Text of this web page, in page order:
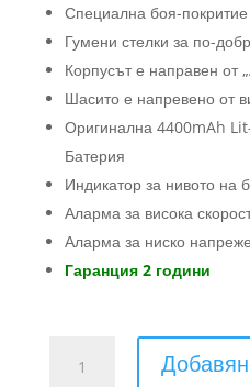
Специална боя-
Гумени стелки за по-
Корпусът е направен от
Шасито е напревено от
Оригинална 4400mAh
Батерия
Индикатор за нивото на
Аларма за висока
Аларма за ниско
Гаранция 2 години